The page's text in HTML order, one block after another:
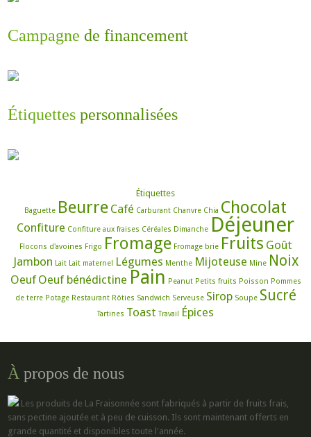
Campagne de financement
Étiquettes personnalisées
Étiquettes
Baguette Beurre Café Carburant Chanvre Chia Chocolat
Confiture Confiture aux fraises Céréales Dimanche Déjeuner
Flocons d'avoines Frigo Fromage Fromage brie Fruits Goût
Jambon Lait Lait maternel Légumes Menthe Mijoteuse Mine Noix
Oeuf Oeuf bénédictine Pain Peanut Petits fruits Poisson Pommes
de terre Potage Restaurant Rôties Sandwich Serveuse Sirop Soupe Sucré
Tartines Toast Travail Épices
À propos de nous
Les produits de La Fraisonnée sont fabriqués à partir de fruits frais,
sans pectine ajoutée et à peu de cuisson. Ils sont maintenant offerts en
grande quantité et disponibles toute l'année.